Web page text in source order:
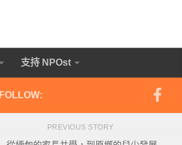
支持 NPOst
FOLLOW:
PREVIOUS STORY